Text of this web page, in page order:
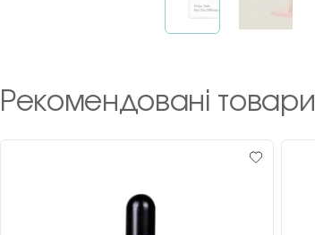
Рекомендовані товари